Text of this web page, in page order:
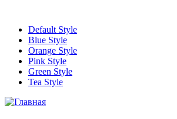
Default Style
Blue Style
Orange Style
Pink Style
Green Style
Tea Style